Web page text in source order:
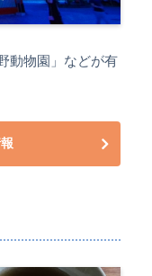
動物園」などが有